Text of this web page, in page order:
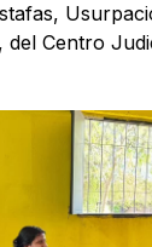
del Centro